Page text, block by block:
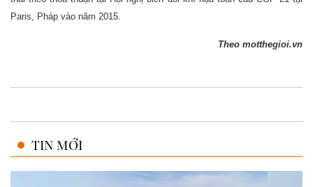
Paris, Pháp vào năm 2015.
Theo motthegioi.vn
TIN MỚI